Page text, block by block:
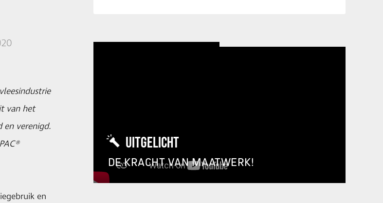
van het
en verenigd.
en
UITGELICHT
DE KRACHT VAN MAATWERK!